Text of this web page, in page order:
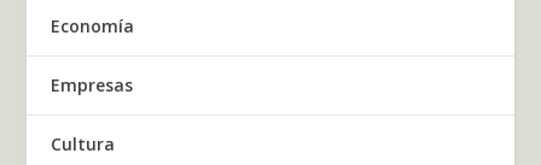
Economía
Empresas
Cultura